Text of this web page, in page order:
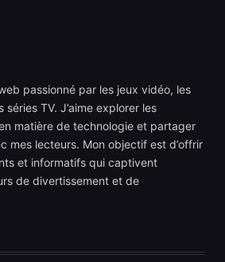
passionné par les jeux vidéo, les
séries TV. J’aime explorer les
matière de technologie et partager
mes lecteurs. Mon objectif est d’offrir
et informatifs qui captivent
de divertissement et de